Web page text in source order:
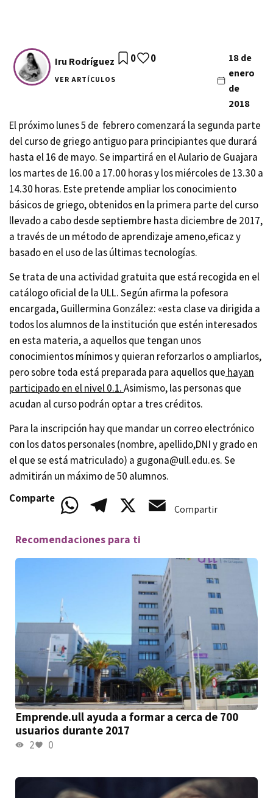
Iru Rodríguez
VER ARTÍCULOS
18 de
enero
de
2018
0 0
El próximo lunes 5 de febrero comenzará la segunda parte
del curso de griego antiguo para principiantes que durará
hasta el 16 de mayo. Se impartirá en el Aulario de Guajara
los martes de 16.00 a 17.00 horas y los miércoles de 13.30 a
14.30 horas. Este pretende ampliar los conocimiento
básicos de griego, obtenidos en la primera parte del curso
llevado a cabo desde septiembre hasta diciembre de 2017,
a través de un método de aprendizaje ameno,eficaz y
basado en el uso de las últimas tecnologías.
Se trata de una actividad gratuita que está recogida en el
catálogo oficial de la ULL. Según afirma la pofesora
encargada, Guillermina González: «esta clase va dirigida a
todos los alumnos de la institución que estén interesados
en esta materia, a aquellos que tengan unos
conocimientos mínimos y quieran reforzarlos o ampliarlos,
pero sobre toda está preparada para aquellos que hayan
participado en el nivel 0.1.Asimismo, las personas que
acudan al curso podrán optar a tres créditos.
Para la inscripción hay que mandar un correo electrónico
con los datos personales (nombre, apellido,DNI y grado en
el que se está matriculado) a gugona@ull.edu.es. Se
admitirán un máximo de 50 alumnos.
Comparte
WhatsAppTelegram Email
Compartir
Recomendaciones para ti
Emprende.ull ayuda a formar a cerca de 700
usuarios durante 2017
2 0